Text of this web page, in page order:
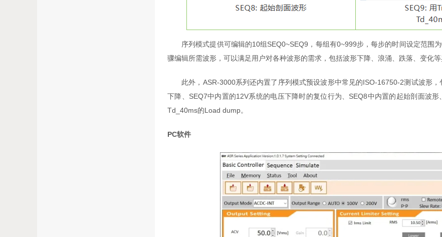
序列模式提供可编辑的10组SEQ0~SEQ9，每组有0~999步，每步的时间设定范围
骤编辑所需波形，可以满足用户对各种波形的需求，包括波形下降、浪涌、跌落、变化等
此外，ASR-3000系列还内置了序列模式预设波形中常见的ISO-16750-2测试波形，
下降、SEQ7中内置的12V系统的电压下降时的复位行为、SEQ8中内置的起始剖面波
Td_40ms的Load dump。
PC软件